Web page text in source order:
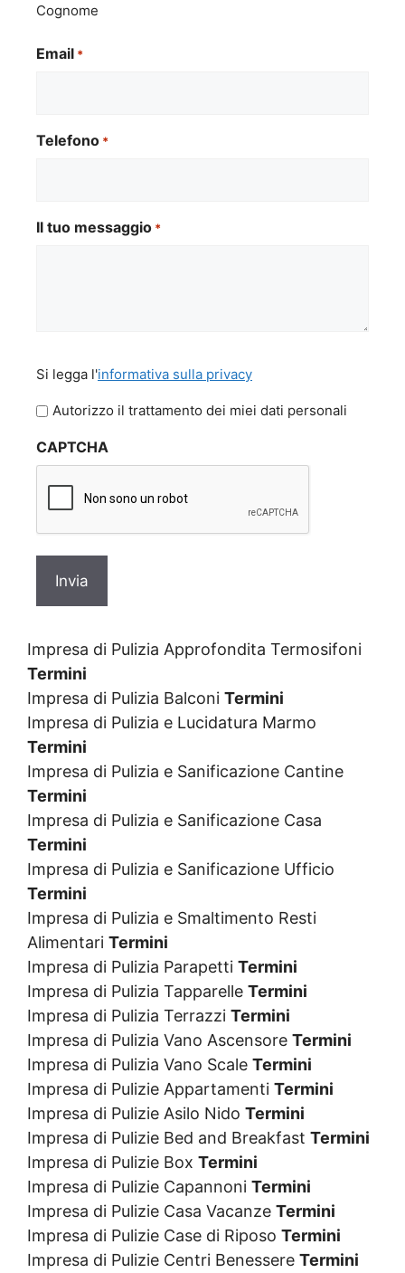
Cognome
Email *
Telefono *
Il tuo messaggio *
legga
l'informativa
privacy
Si legga l'informativa sulla privacy
Autorizzo il trattamento dei miei dati personali
CAPTCHA
Impresa di Pulizia Approfondita Termosifoni
Termini
Impresa di Pulizia Balconi Termini
Impresa di Pulizia e Lucidatura Marmo
Termini
Impresa di Pulizia e Sanificazione Cantine
Termini
Impresa di Pulizia e Sanificazione Casa
Termini
Impresa di Pulizia e Sanificazione Ufficio
Termini
Impresa di Pulizia e Smaltimento Resti
Alimentari Termini
Impresa di Pulizia Parapetti Termini
Impresa di Pulizia Tapparelle Termini
Impresa di Pulizia Terrazzi Termini
Impresa di Pulizia Vano Ascensore Termini
Impresa di Pulizia Vano Scale Termini
Impresa di Pulizie Appartamenti Termini
Impresa di Pulizie Asilo Nido Termini
Impresa di Pulizie Bed and Breakfast Termini
Impresa di Pulizie Box Termini
Impresa di Pulizie Capannoni Termini
Impresa di Pulizie Casa Vacanze Termini
Impresa di Pulizie Case di Riposo Termini
Impresa di Pulizie Centri Benessere Termini